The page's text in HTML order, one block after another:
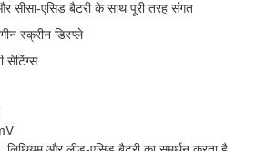
सीसा-एसिड बैटरी के साथ पूरी तरह संगत
स्क्रीन डिस्प्ले
सेटिंग्स